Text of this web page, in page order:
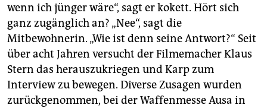
wenn ich jünger wäre“, sagt er kokett. Hört sich
ganz zugänglich an? „Nee“, sagt die
Mitbewohnerin. „Wie ist denn seine Antwort?“ Seit
über acht Jahren versucht der Filmemacher Klaus
Stern das herauszukriegen und Karp zum
Interview zu bewegen. Diverse Zusagen wurden
zurückgenommen, bei der Waffenmesse Ausa in